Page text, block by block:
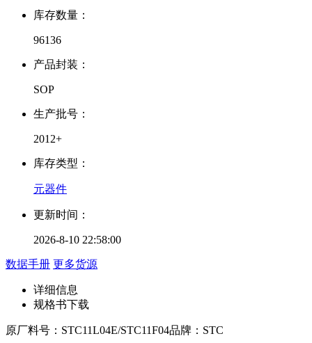
库存数量：
96136
产品封装：
SOP
生产批号：
2012+
库存类型：
元器件
更新时间：
2026-8-10 22:58:00
数据手册 更多货源
详细信息
规格书下载
原厂料号： STC11L04E/STC11F04品牌： STC